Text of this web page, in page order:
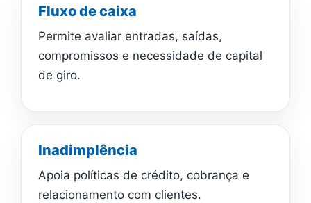
Fluxo de caixa
Permite avaliar entradas, saídas,
compromissos e necessidade de capital
de giro.
Inadimplência
Apoia políticas de crédito, cobrança e
relacionamento com clientes.